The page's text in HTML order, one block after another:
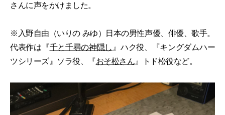
さんに声をかけました。
※入野自由（いりの みゆ）日本の男性声優、俳優、歌手。
代表作は『千と千尋の神隠し 』ハク役、『キングダムハー
ツシリーズ』ソラ役、『おそ松さん』トド松役など。